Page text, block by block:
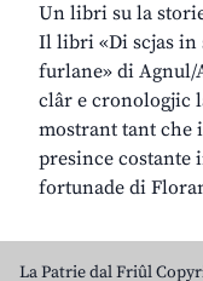
Un libri su la
Il libri «Di scjas in
furlane» di Agnul/
clâr e cronologjic
mostrant tant che
presince costante
fortunade di
La Patrie dal Friûl